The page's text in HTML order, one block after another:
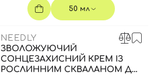
50 мл
NEEDLY
ЗВОЛОЖУЮЧИЙ
СОНЦЕЗАХИСНИЙ КРЕМ ІЗ
РОСЛИННИМ СКВАЛАНОМ ДО